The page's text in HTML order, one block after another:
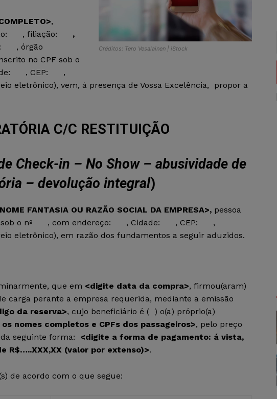
Créditos: Tero Vesalainen | iStock
,
, filiação:
,
, órgão
no CPF sob o
, CEP:
,
eletrônico), vem, à presença de Vossa Excelência, propor a
C/C RESTITUIÇÃO
Check-in – No Show – abusividade de
– devolução integral)
FANTASIA OU RAZÃO SOCIAL DA EMPRESA>, pessoa
o nº
, com endereço: , Cidade: , CEP: ,
eletrônico), em razão dos fundamentos a seguir aduzidos.
que em <digite data da compra>, firmou(aram)
carga perante a empresa requerida, mediante a emissão
da reserva>, cujo beneficiário é ( ) o(a) próprio(a)
nomes completos e CPFs dos passageiros>, pelo preço
da seguinte forma: <digite a forma de pagamento: á vista,
R$…..XXX,XX (valor por extenso)>.
de acordo com o que segue: